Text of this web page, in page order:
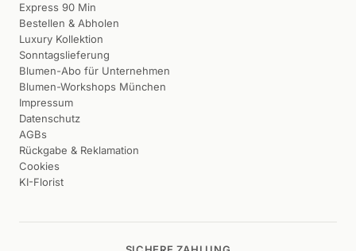
Express 90 Min
Bestellen & Abholen
Luxury Kollektion
Sonntagslieferung
Blumen-Abo für Unternehmen
Blumen-Workshops München
Impressum
Datenschutz
AGBs
Rückgabe & Reklamation
Cookies
KI-Florist